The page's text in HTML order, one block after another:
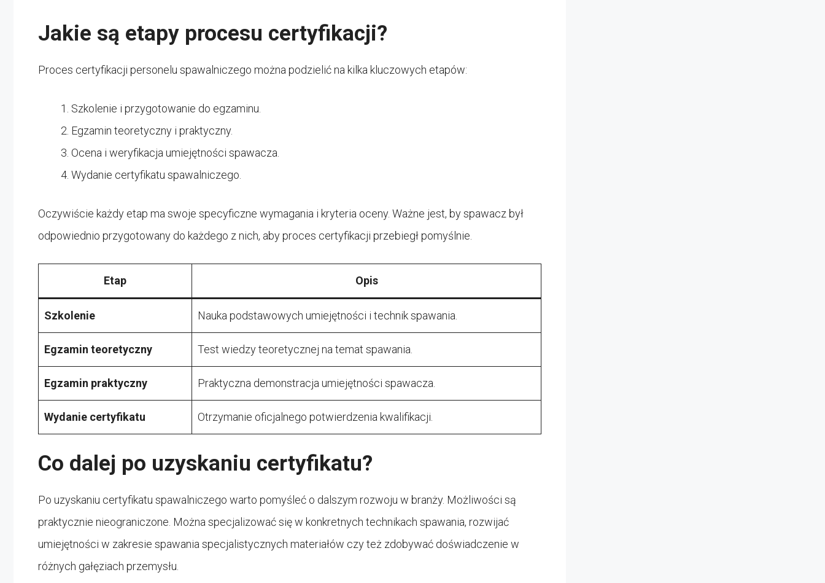
Jakie są etapy procesu certyfikacji?
Proces certyfikacji personelu spawalniczego można podzielić na kilka kluczowych etapów:
Szkolenie i przygotowanie do egzaminu.
Egzamin teoretyczny i praktyczny.
Ocena i weryfikacja umiejętności spawacza.
Wydanie certyfikatu spawalniczego.
Oczywiście każdy etap ma swoje specyficzne wymagania i kryteria oceny. Ważne jest, by spawacz był
odpowiednio przygotowany do każdego z nich, aby proces certyfikacji przebiegł pomyślnie.
Etap Opis
Szkolenie Nauka podstawowych umiejętności i technik spawania.
Egzamin teoretyczny Test wiedzy teoretycznej na temat spawania.
Egzamin praktyczny Praktyczna demonstracja umiejętności spawacza.
Wydanie certyfikatu Otrzymanie oficjalnego potwierdzenia kwalifikacji.
Co dalej po uzyskaniu certyfikatu?
Po uzyskaniu certyfikatu spawalniczego warto pomyśleć o dalszym rozwoju w branży. Możliwości są
praktycznie nieograniczone. Można specjalizować się w konkretnych technikach spawania, rozwijać
umiejętności w zakresie spawania specjalistycznych materiałów czy też zdobywać doświadczenie w
różnych gałęziach przemysłu.